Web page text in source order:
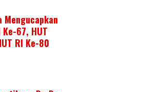
Mengucapkan
67, HUT
RI Ke-80